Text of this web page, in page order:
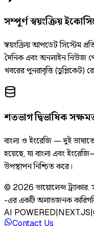
সম্পূর্ণ স্বয়ংক্রিয়
স্বয়ংক্রিয় আপডেট সিস্টেম
দৈনিক এবং অনলাইন নিউজ
খবরের পুনরাবৃত্তি
শতভাগ দ্বিভাষিক
বাংলা ও ইংরেজি — দুই
হয়েছে, যা বাংলা এবং
উপস্থাপন নিশ্চিত করে।
© 2026 ভায়োলেন্স ট্র্যাকার.
-এর একটি অলাভজনক
AI POWERED|NEXT.JS|
Contact Us